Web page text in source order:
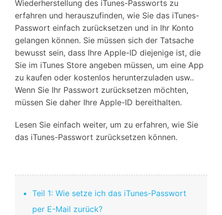
Wiederherstellung des iTunes-Passworts zu
erfahren und herauszufinden, wie Sie das iTunes-
Passwort einfach zurücksetzen und in Ihr Konto
gelangen können. Sie müssen sich der Tatsache
bewusst sein, dass Ihre Apple-ID diejenige ist, die
Sie im iTunes Store angeben müssen, um eine App
zu kaufen oder kostenlos herunterzuladen usw..
Wenn Sie Ihr Passwort zurücksetzen möchten,
müssen Sie daher Ihre Apple-ID bereithalten.
Lesen Sie einfach weiter, um zu erfahren, wie Sie
das iTunes-Passwort zurücksetzen können.
Teil 1: Wie setze ich das iTunes-Passwort
per E-Mail zurück?